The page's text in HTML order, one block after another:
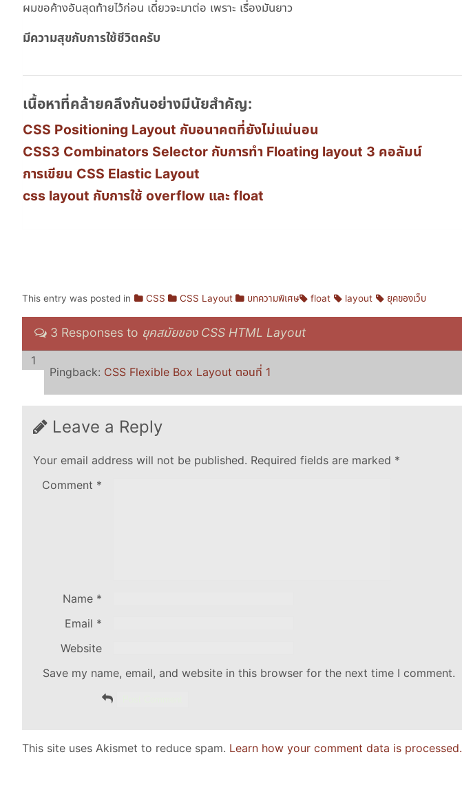
ผมขอค้างอันสุดท้ายไว้ก่อน เดี๋ยวจะมาต่อ เพราะ เรื่องมันยาว
มีความสุขกับการใช้ชีวิตครับ
เนื้อหาที่คล้ายคลึงกันอย่างมีนัยสำคัญ:
CSS Positioning Layout กับอนาคตที่ยังไม่แน่นอน
CSS3 Combinators Selector กับการทำ Floating layout 3 คอลัมน์
การเขียน CSS Elastic Layout
css layout กับการใช้ overflow และ float
This entry was posted in CSS CSS Layout บทความพิเศษ float layout ยุคของเว็บ
3 Responses to ยุคสมัยของ CSS HTML Layout
Pingback: CSS Flexible Box Layout ตอนที่ 1
Leave a Reply
Your email address will not be published. Required fields are marked *
Comment *
Name *
Email *
Website
Save my name, email, and website in this browser for the next time I comment.
This site uses Akismet to reduce spam. Learn how your comment data is processed.